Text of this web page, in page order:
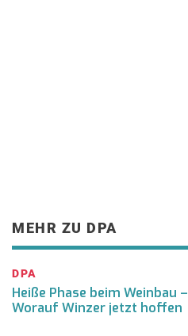
MEHR ZU DPA
DPA
Heiße Phase beim Weinbau –
Worauf Winzer jetzt hoffen